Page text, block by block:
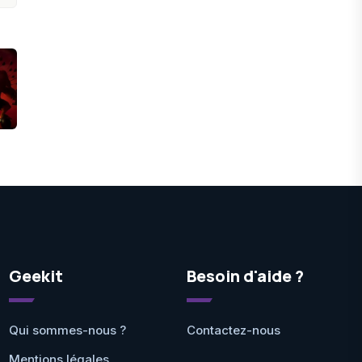
Geekit
Qui sommes-nous ?
Besoin d'aide ?
Contactez-nous